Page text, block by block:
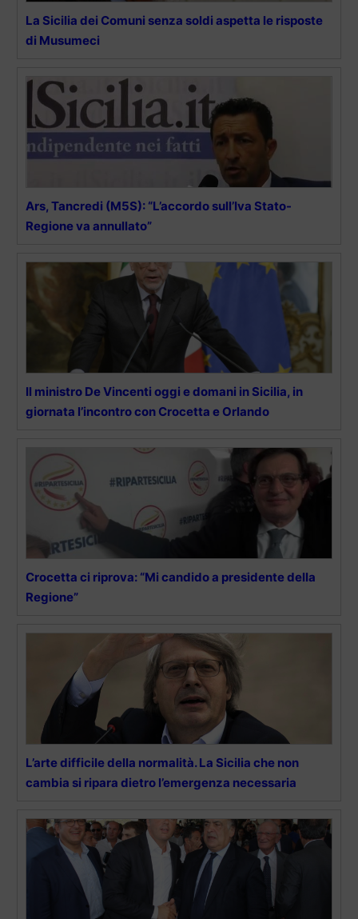
La Sicilia dei Comuni senza soldi aspetta le risposte
di Musumeci
Ars, Tancredi (M5S): “L’accordo sull’Iva Stato-
Regione va annullato”
Il ministro De Vincenti oggi e domani in Sicilia, in
giornata l’incontro con Crocetta e Orlando
Crocetta ci riprova: “Mi candido a presidente della
Regione”
L’arte difficile della normalità. La Sicilia che non
cambia si ripara dietro l’emergenza necessaria